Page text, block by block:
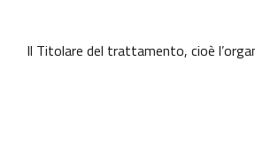
Il Titolare del trattamento, cioè